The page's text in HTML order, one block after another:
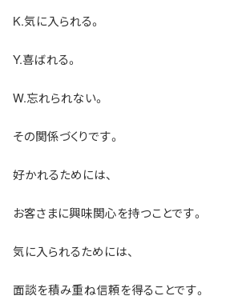
K.気に入られる。
Y.喜ばれる。
W.忘れられない。
その関係づくりです。
好かれるためには、
お客さまに興味関心を持つことです。
気に入られるためには、
面談を積み重ね信頼を得ることです。